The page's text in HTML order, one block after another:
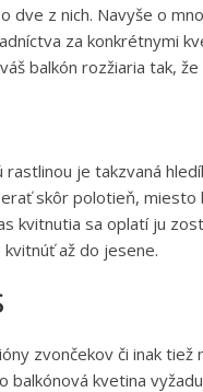
dve z nich. Navyše o
za konkrétnymi
balkón rozžiaria tak,
rastlinou je takzvaná
skôr polotieň, miesto
kvitnutia sa oplatí ju
až do jesene.
zvončekov či inak
balkónová kvetina